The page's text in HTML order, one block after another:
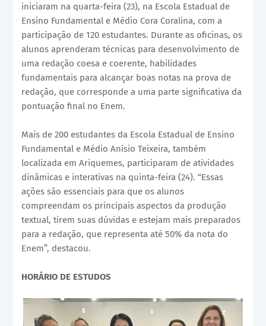
iniciaram na quarta-feira (23), na Escola Estadual de
Ensino Fundamental e Médio Cora Coralina, com a
participação de 120 estudantes. Durante as oficinas, os
alunos aprenderam técnicas para desenvolvimento de
uma redação coesa e coerente, habilidades
fundamentais para alcançar boas notas na prova de
redação, que corresponde a uma parte significativa da
pontuação final no Enem.
Mais de 200 estudantes da Escola Estadual de Ensino
Fundamental e Médio Anísio Teixeira, também
localizada em Ariquemes, participaram de atividades
dinâmicas e interativas na quinta-feira (24). “Essas
ações são essenciais para que os alunos
compreendam os principais aspectos da produção
textual, tirem suas dúvidas e estejam mais preparados
para a redação, que representa até 50% da nota do
Enem”, destacou.
HORÁRIO DE ESTUDOS